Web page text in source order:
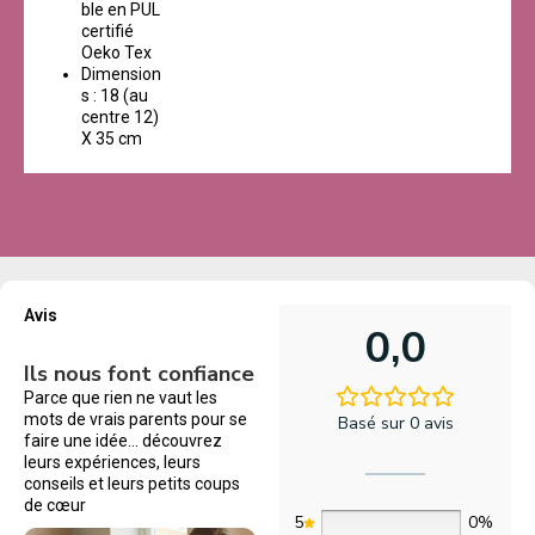
ble en PUL
certifié
Oeko Tex
Dimension
s : 18 (au
centre 12)
X 35 cm
Avis
Ils nous font confiance
Parce que rien ne vaut les
mots de vrais parents pour se
faire une idée… découvrez
leurs expériences, leurs
conseils et leurs petits coups
de cœur
0,0
Basé sur 0 avis
5
0%